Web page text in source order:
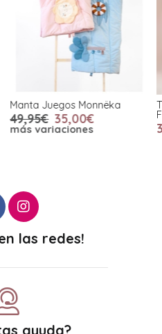
Manta Juegos Monnëka
49,95€ 35,00€
más variaciones
las redes!
ayuda?